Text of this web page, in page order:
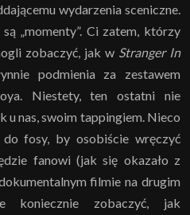
wydarzenia sceniczne.
„momenty”. Ci zatem, którzy
zobaczyć, jak w Stranger In
podmienia za zestawem
Niestety, ten ostatni nie
u nas, swoim tappingiem. Nieco
fosy, by osobiście wręczyć
fanowi (jak się okazało z
filmie na drugim
koniecznie zobaczyć, jak